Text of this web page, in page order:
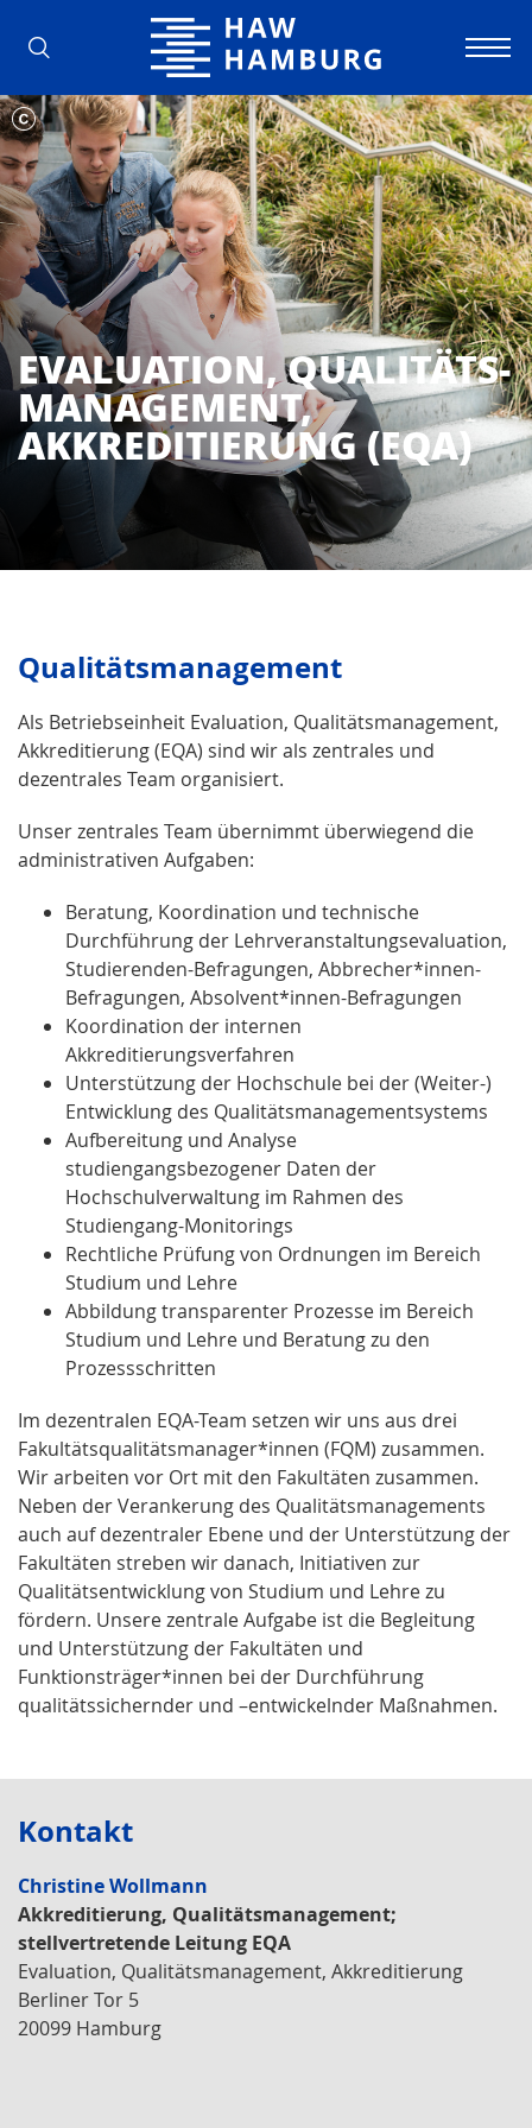
Hochschule für Angewandte
EVALUATION, QUALITÄTS­
MANAGEMENT,
AKKREDITIERUNG (EQA)
Qualitäts­management
Als Betriebseinheit Evaluation, Qualitätsmanagement,
Akkreditierung (EQA) sind wir als zentrales und
dezentrales Team organisiert.
Unser zentrales Team übernimmt überwiegend die
administrativen Aufgaben:
Beratung, Koordination und technische
Durchführung der Lehrveranstaltungsevaluation,
Studierenden-Befragungen, Abbrecher*innen-
Befragungen, Absolvent*innen-Befragungen
Koordination der internen
Akkreditierungsverfahren
Unterstützung der Hochschule bei der (Weiter-)
Entwicklung des Qualitätsmanagementsystems
Aufbereitung und Analyse
studiengangsbezogener Daten der
Hochschulverwaltung im Rahmen des
Studiengang-Monitorings
Rechtliche Prüfung von Ordnungen im Bereich
Studium und Lehre
Abbildung transparenter Prozesse im Bereich
Studium und Lehre und Beratung zu den
Prozessschritten
Im dezentralen EQA-Team setzen wir uns aus drei
Fakultätsqualitätsmanager*innen (FQM) zusammen.
Wir arbeiten vor Ort mit den Fakultäten zusammen.
Neben der Verankerung des Qualitätsmanagements
auch auf dezentraler Ebene und der Unterstützung der
Fakultäten streben wir danach, Initiativen zur
Qualitätsentwicklung von Studium und Lehre zu
fördern. Unsere zentrale Aufgabe ist die Begleitung
und Unterstützung der Fakultäten und
Funktionsträger*innen bei der Durchführung
qualitätssichernder und –entwickelnder Maßnahmen.
Kontakt
Christine Wollmann
Akkreditierung, Qualitätsmanagement;
stellvertretende Leitung EQA
Evaluation, Qualitätsmanagement, Akkreditierung
Berliner Tor 5
20099 Hamburg